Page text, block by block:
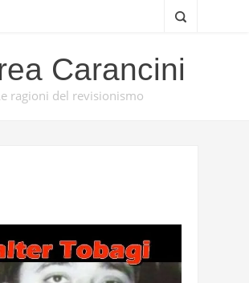
Carancini
ragioni del revisionismo